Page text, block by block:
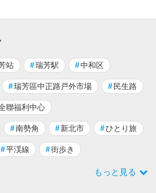
站 #瑞芳駅 #中和区
#瑞芳區中正路戸外市場 # 民生路
聯福利中心
#南勢角 # 新北市 #ひとり旅
#平渓線 #街歩き
もっと見る